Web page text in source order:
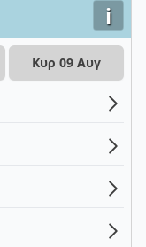
i
Κυρ 09 Αυγ